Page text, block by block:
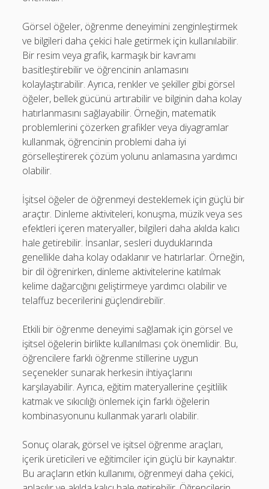
Görsel öğeler, öğrenme deneyimini zenginleştirmek
ve bilgileri daha çekici hale getirmek için kullanılabilir.
Bir resim veya grafik, karmaşık bir kavramı
basitleştirebilir ve öğrencinin anlamasını
kolaylaştırabilir. Ayrıca, renkler ve şekiller gibi görsel
öğeler, bellek gücünü artırabilir ve bilginin daha kolay
hatırlanmasını sağlayabilir. Örneğin, matematik
problemlerini çözerken grafikler veya diyagramlar
kullanmak, öğrencinin problemi daha iyi
görselleştirerek çözüm yolunu anlamasına yardımcı
olabilir.
İşitsel öğeler de öğrenmeyi desteklemek için güçlü bir
araçtır. Dinleme aktiviteleri, konuşma, müzik veya ses
efektleri içeren materyaller, bilgileri daha akılda kalıcı
hale getirebilir. İnsanlar, sesleri duyduklarında
genellikle daha kolay odaklanır ve hatırlarlar. Örneğin,
bir dil öğrenirken, dinleme aktivitelerine katılmak
kelime dağarcığını geliştirmeye yardımcı olabilir ve
telaffuz becerilerini güçlendirebilir.
Etkili bir öğrenme deneyimi sağlamak için görsel ve
işitsel öğelerin birlikte kullanılması çok önemlidir. Bu,
öğrencilere farklı öğrenme stillerine uygun
seçenekler sunarak herkesin ihtiyaçlarını
karşılayabilir. Ayrıca, eğitim materyallerine çeşitlilik
katmak ve sıkıcılığı önlemek için farklı öğelerin
kombinasyonunu kullanmak yararlı olabilir.
Sonuç olarak, görsel ve işitsel öğrenme araçları,
içerik üreticileri ve eğitimciler için güçlü bir kaynaktır.
Bu araçların etkin kullanımı, öğrenmeyi daha çekici,